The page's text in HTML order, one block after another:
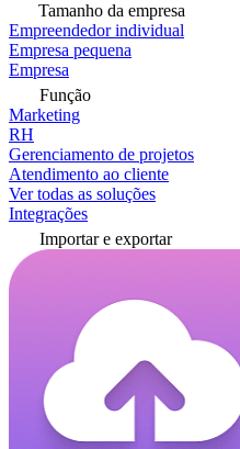
Tamanho da empresa
Empreendedor individual
Empresa pequena
Empresa
Função
Marketing
RH
Gerenciamento de projetos
Atendimento ao cliente
Ver todas as soluções
Integrações
Importar e exportar